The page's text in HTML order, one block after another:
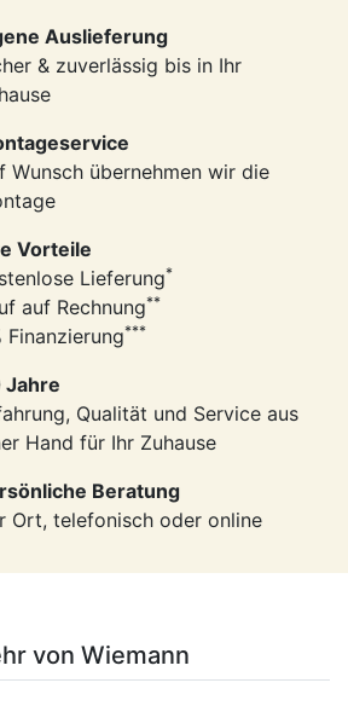
Auslieferung
& zuverlässig bis in Ihr
Wunsch übernehmen wir die
Vorteile
Lieferung*
auf Rechnung**
Finanzierung***
Jahre
Qualität und Service aus
Hand für Ihr Zuhause
Beratung
Ort, telefonisch oder online
von Wiemann